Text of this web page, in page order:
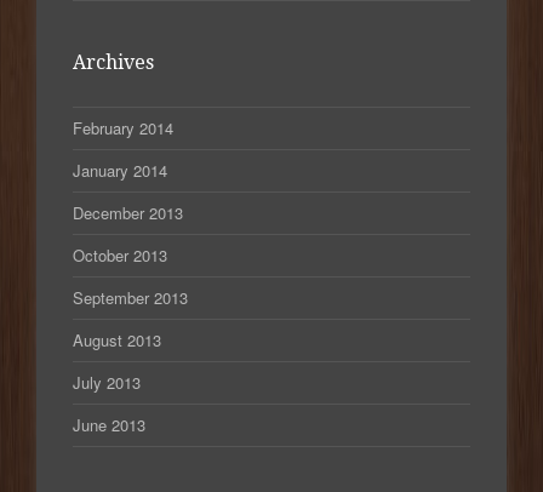
Archives
February 2014
January 2014
December 2013
October 2013
September 2013
August 2013
July 2013
June 2013